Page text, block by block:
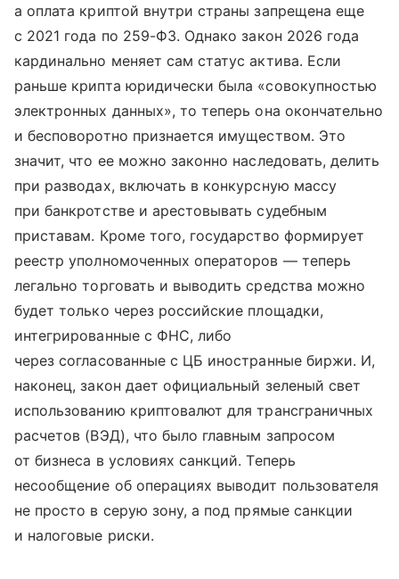
а оплата криптой внутри страны запрещена еще
с 2021 года по 259-ФЗ. Однако закон 2026 года
кардинально меняет сам статус актива. Если
раньше крипта юридически была «совокупностью
электронных данных», то теперь она окончательно
и бесповоротно признается имуществом. Это
значит, что ее можно законно наследовать, делить
при разводах, включать в конкурсную массу
при банкротстве и арестовывать судебным
приставам. Кроме того, государство формирует
реестр уполномоченных операторов — теперь
легально торговать и выводить средства можно
будет только через российские площадки,
интегрированные с ФНС, либо
через согласованные с ЦБ иностранные биржи. И,
наконец, закон дает официальный зеленый свет
использованию криптовалют для трансграничных
расчетов (ВЭД), что было главным запросом
от бизнеса в условиях санкций. Теперь
несообщение об операциях выводит пользователя
не просто в серую зону, а под прямые санкции
и налоговые риски.